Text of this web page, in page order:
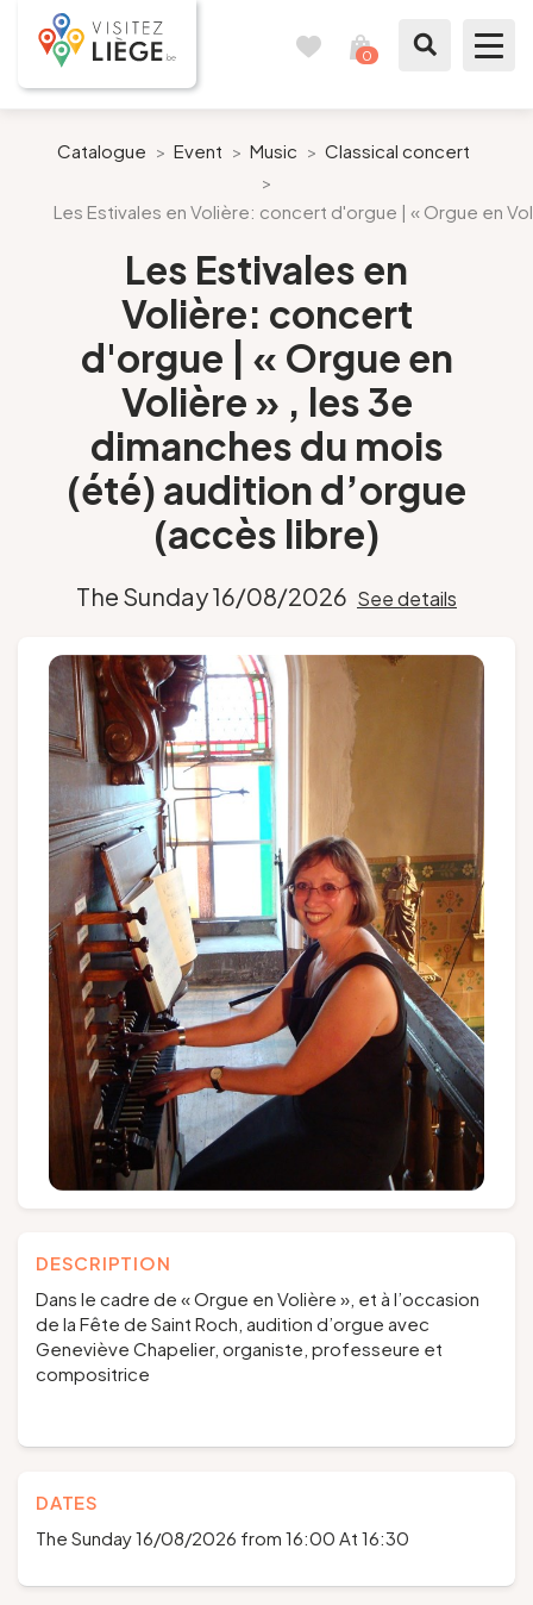
0
Like a citizen of Liège
Prepare my stay
Our suggestions
City of Liège
Follow us
Presse
EN NL DE
Catalogue > Event > Music > Classical concert
>
Les Estivales en Volière: concert d'orgue | « Orgue en
Les Estivales en
Volière: concert
d'orgue | « Orgue en
Volière » , les 3e
dimanches du mois
(été) audition d’orgue
(accès libre)
The Sunday 16/08/2026 See details
DESCRIPTION
Dans le cadre de « Orgue en Volière », et à l’occasion
de la Fête de Saint Roch, audition d’orgue avec
Geneviève Chapelier, organiste, professeure et
compositrice
DATES
The Sunday 16/08/2026 from 16:00 At 16:30